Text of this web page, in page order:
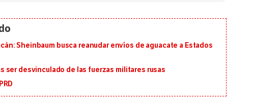
Sheinbaum busca reanudar envíos de aguacate a Estados
ser desvinculado de las fuerzas militares rusas
Entre recuerdos y escuetas
da Silva, oficializó este domingo su